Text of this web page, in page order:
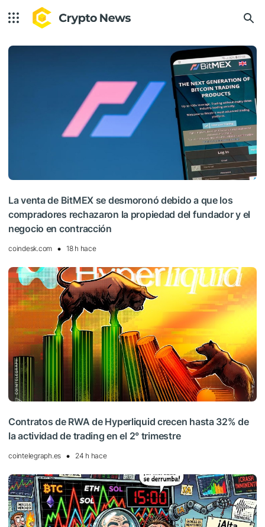
La venta de BitMEX se desmoronó debido a que los
compradores rechazaron la propiedad del fundador y el
negocio en contracción
coindesk.com 18 h hace
Contratos de RWA de Hyperliquid crecen hasta 32% de
la actividad de trading en el 2° trimestre
cointelegraph.es 24 h hace